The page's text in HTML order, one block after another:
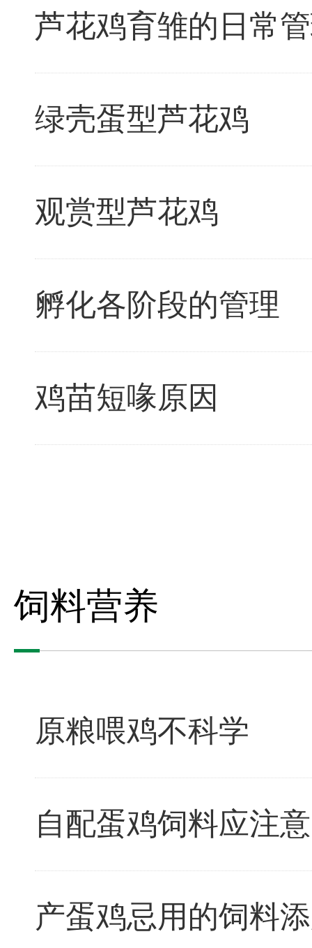
芦花鸡育雏的日常
绿壳蛋型芦花鸡
观赏型芦花鸡
孵化各阶段的管理
鸡苗短喙原因
饲料营养
原粮喂鸡不科学
自配蛋鸡饲料应注
产蛋鸡忌用的饲料